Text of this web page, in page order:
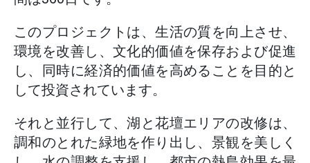
このプロジェクトは、生活の質を向上させ、
環境を改善し、文化的価値を保存および促進
し、同時に経済的価値を高めることを目的と
して投資されています。
それと並行して、湖と花壇エリアの改修は、
調和のとれた緑地を作り出し、景観を美しく